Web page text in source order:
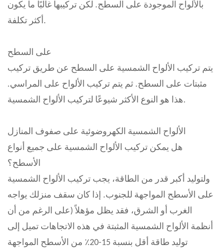
بالألواح الموجودة على السطح. لكن تركيبها غالبًا ما يكون
أكثر تكلفة.
على السطح
يتم تركيب الألواح الشمسية على السطح عن طريق تركيب
مثبتات على السطح. ثم يتم تركيب الألواح على المراسي.
هذا هو النوع الأكثر شيوعًا لتركيب الألواح الشمسية.
الألواح الشمسية الكهروضوئية على صفوف المنازل
هل يمكن تركيب الألواح الشمسية على جميع أنواع
الأسطح؟
ولتوليد أكبر قدر من الطاقة، يجب تركيب الألواح الشمسية
على الأسطح المواجهة للجنوب. إذا كان سقف منزلك يواجه
الغرب أو الشرق، فقد يظل مؤهلاً (على الرغم من أن
أنظمة الألواح الشمسية المثبتة في هذه الاتجاهات تميل إلى
توليد طاقة أقل بنسبة 15-20٪ من الأسطح المواجهة